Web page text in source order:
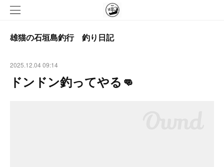
雄猫の石垣島釣行 釣り日記
2025.12.04 09:14
ドンドン釣ってやる👊